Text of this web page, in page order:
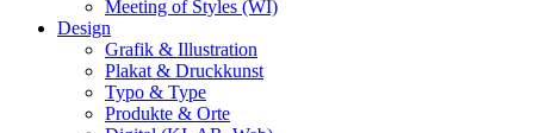
Meeting of Styles (WI)
Design
Grafik & Illustration
Plakat & Druckkunst
Typo & Type
Produkte & Orte